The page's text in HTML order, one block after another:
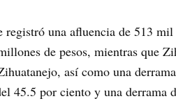
registró una afluencia de 513
de pesos, mientras que
así como una
45.5 por ciento y una derrama